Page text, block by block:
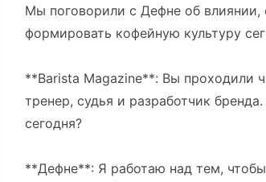
Мы поговорили с Дефне об влиянии,
формировать кофейную культуру
**Barista Magazine**: Вы проходили
тренер, судья и разработчик
сегодня?
**Дефне**: Я работаю над тем,